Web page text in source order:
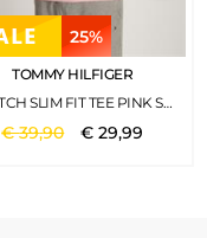
25%
TOMMY HILFIGER
STRETCH SLIM FIT TEE PINK SHADE
€39,90 €29,99